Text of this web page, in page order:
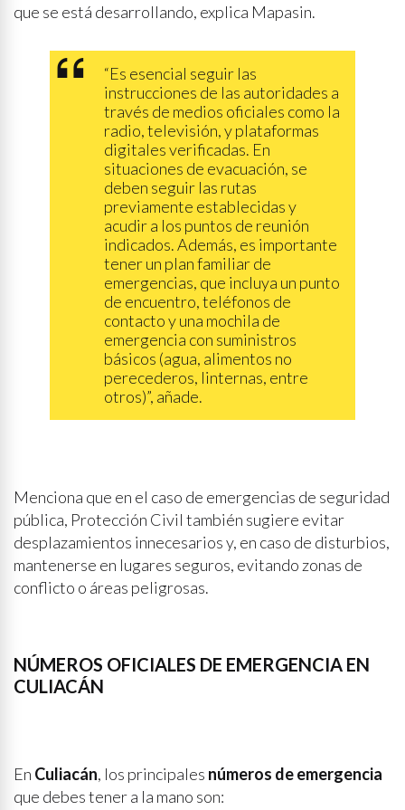
que se está desarrollando, explica Mapasin.
“Es esencial seguir las
instrucciones de las autoridades a
través de medios oficiales como la
radio, televisión, y plataformas
digitales verificadas. En
situaciones de evacuación, se
deben seguir las rutas
previamente establecidas y
acudir a los puntos de reunión
indicados. Además, es importante
tener un plan familiar de
emergencias, que incluya un punto
de encuentro, teléfonos de
contacto y una mochila de
emergencia con suministros
básicos (agua, alimentos no
perecederos, linternas, entre
otros)”, añade.
Menciona que en el caso de emergencias de seguridad
pública, Protección Civil también sugiere evitar
desplazamientos innecesarios y, en caso de disturbios,
mantenerse en lugares seguros, evitando zonas de
conflicto o áreas peligrosas.
NÚMEROS OFICIALES DE EMERGENCIA EN
CULIACÁN
En Culiacán, los principales números de emergencia
que debes tener a la mano son: